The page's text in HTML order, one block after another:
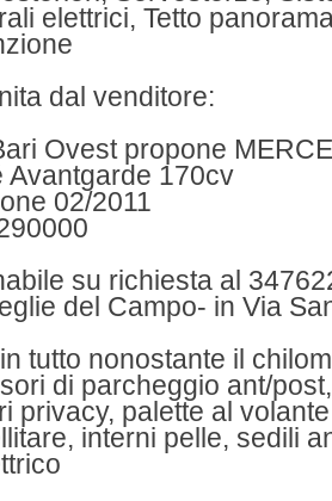
elettrici, Tetto
dal venditore:
Ovest propone
Avantgarde 170cv
02/2011
su richiesta al
del Campo- in Via
tutto nonostante il
di parcheggio ant/
privacy, palette al
interni pelle, sedili